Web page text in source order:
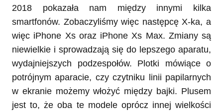
2018 pokazała nam między innymi kilka
smartfonów. Zobaczyliśmy więc następcę X-ka, a
więc iPhone Xs oraz iPhone Xs Max. Zmiany są
niewielkie i sprowadzają się do lepszego aparatu,
wydajniejszych podzespołów. Plotki mówiące o
potrójnym aparacie, czy czytniku linii papilarnych
w ekranie możemy włożyć między bajki. Plusem
jest to, że oba te modele oprócz innej wielkości